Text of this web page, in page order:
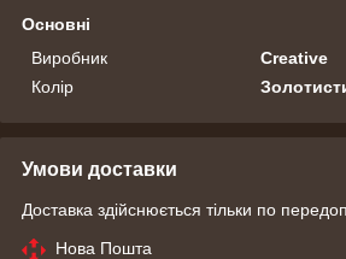
Основні
Виробник
Creative
Колір
Умови доставки
Доставка здійснюється тільки по
Нова Пошта